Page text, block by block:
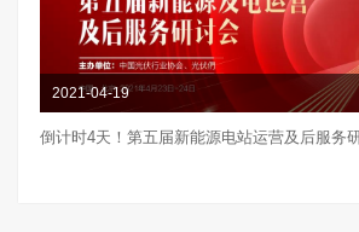
2021-04-19
倒计时4天！第五届新能源电站运营及后服务